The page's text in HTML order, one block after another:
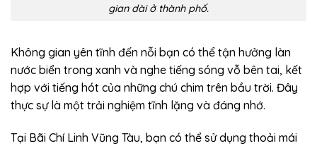
gian dài ở thành phố.
Không gian yên tĩnh đến nỗi bạn có thể tận hưởng làn
nước biển trong xanh và nghe tiếng sóng vỗ bên tai, kết
hợp với tiếng hót của những chú chim trên bầu trời. Đây
thực sự là một trải nghiệm tĩnh lặng và đáng nhớ.
Tại Bãi Chí Linh Vũng Tàu, bạn có thể sử dụng thoải mái